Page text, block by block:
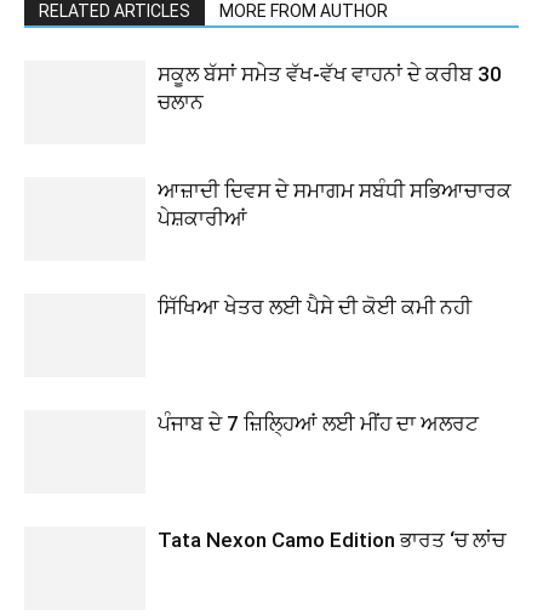
RELATED ARTICLES MORE FROM AUTHOR
ਸਕੂਲ ਬੱਸਾਂ ਸਮੇਤ ਵੱਖ-ਵੱਖ ਵਾਹਨਾਂ ਦੇ ਕਰੀਬ 30
ਚਲਾਨ
ਆਜ਼ਾਦੀ ਦਿਵਸ ਦੇ ਸਮਾਗਮ ਸਬੰਧੀ ਸਭਿਆਚਾਰਕ
ਪੇਸ਼ਕਾਰੀਆਂ
ਸਿੱਖਿਆ ਖੇਤਰ ਲਈ ਪੈਸੇ ਦੀ ਕੋਈ ਕਮੀ ਨਹੀ
ਪੰਜਾਬ ਦੇ 7 ਜ਼ਿਲ੍ਹਿਆਂ ਲਈ ਮੀਂਹ ਦਾ ਅਲਰਟ
Tata Nexon Camo Edition ਭਾਰਤ ‘ਚ ਲਾਂਚ